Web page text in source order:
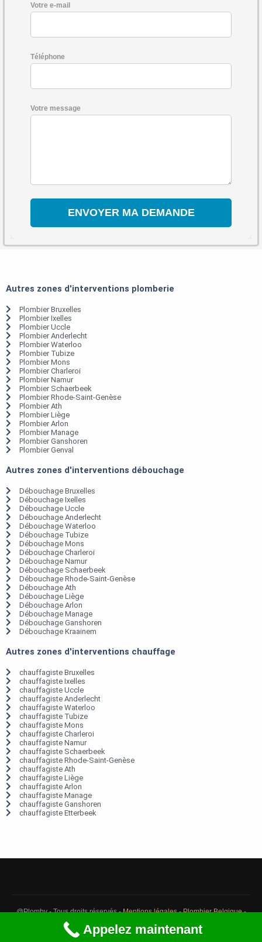
Votre e-mail
Téléphone
Votre message
Autres zones d'interventions plomberie
Plombier Bruxelles
Plombier Ixelles
Plombier Uccle
Plombier Anderlecht
Plombier Waterloo
Plombier Tubize
Plombier Mons
Plombier Charleroi
Plombier Namur
Plombier Schaerbeek
Plombier Rhode-Saint-Genèse
Plombier Ath
Plombier Liège
Plombier Arlon
Plombier Manage
Plombier Ganshoren
Plombier Genval
Autres zones d'interventions débouchage
Débouchage Bruxelles
Débouchage Ixelles
Débouchage Uccle
Débouchage Anderlecht
Débouchage Waterloo
Débouchage Tubize
Débouchage Mons
Débouchage Charleroi
Débouchage Namur
Débouchage Schaerbeek
Débouchage Rhode-Saint-Genèse
Débouchage Ath
Débouchage Liège
Débouchage Arlon
Débouchage Manage
Débouchage Ganshoren
Débouchage Kraainem
Autres zones d'interventions chauffage
chauffagiste Bruxelles
chauffagiste Ixelles
chauffagiste Uccle
chauffagiste Anderlecht
chauffagiste Waterloo
chauffagiste Tubize
chauffagiste Mons
chauffagiste Charleroi
chauffagiste Namur
chauffagiste Schaerbeek
chauffagiste Rhode-Saint-Genèse
chauffagiste Ath
chauffagiste Liège
chauffagiste Arlon
chauffagiste Manage
chauffagiste Ganshoren
chauffagiste Etterbeek
@Plomby - Tous droits réservés -Mentions légales-Plombier Belgique-
Débouchage Belgique
Appelez maintenant